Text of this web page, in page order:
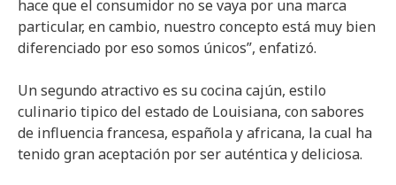
hace que el consumidor no se vaya por una marca
particular, en cambio, nuestro concepto está muy bien
diferenciado por eso somos únicos”, enfatizó.
Un segundo atractivo es su cocina cajún, estilo
culinario tipico del estado de Louisiana, con sabores
de influencia francesa, española y africana, la cual ha
tenido gran aceptación por ser auténtica y deliciosa.